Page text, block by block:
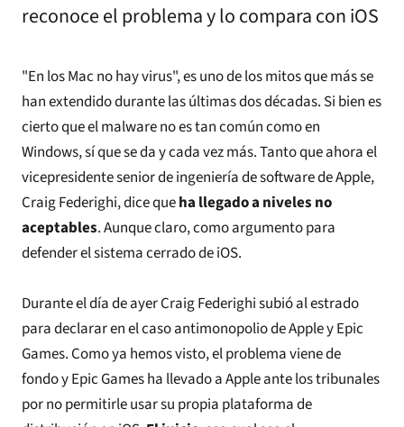
reconoce el problema y lo compara con iOS
"En los Mac no hay virus", es uno de los mitos que más se
han extendido durante las últimas dos décadas. Si bien es
cierto que el malware no es tan común como en
Windows,sí que se day cada vez más. Tanto que ahora el
vicepresidente senior de ingeniería de software de Apple,
Craig Federighi,dicequeha llegado a niveles no
aceptables. Aunque claro, como argumento para
defender el sistema cerrado de iOS.
Durante el día de ayer Craig Federighi subió al estrado
para declarar en el caso antimonopolio de Apple y Epic
Games. Como ya hemos visto,el problema viene de
fondoy Epic Games ha llevado a Apple ante los tribunales
por no permitirle usar su propia plataforma de